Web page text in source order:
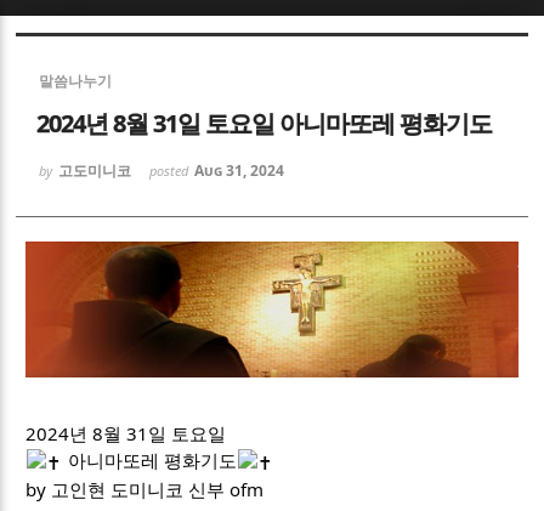
말씀나누기
2024년 8월 31일 토요일 아니마또레 평화기도
by 고도미니코 posted Aug 31, 2024
2024년 8월 31일 토요일
아니마또레 평화기도
by 고인현 도미니코 신부 ofm
Sketchbook5, 스케치북5
Sketchbook5, 스케치북5
Sketchbook5, 스케치북5
Sketchbook5, 스케치북5